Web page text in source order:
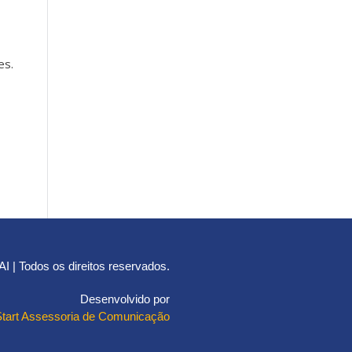
| Todos os direitos reservados.
Desenvolvido por
Assessoria de Comunicação